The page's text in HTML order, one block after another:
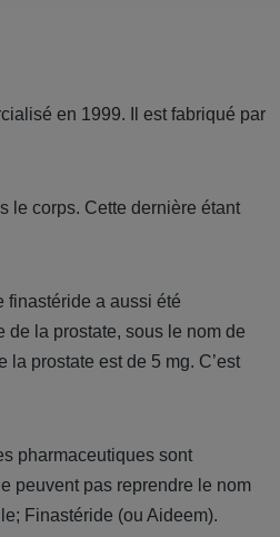
en 1999. Il est fabriqué par
le corps. Cette dernière étant
finastéride a aussi été
de la prostate, sous le nom de
la prostate est de 5 mg. C’est
pharmaceutiques sont
peuvent pas reprendre le nom
Finastéride (ou Aideem).